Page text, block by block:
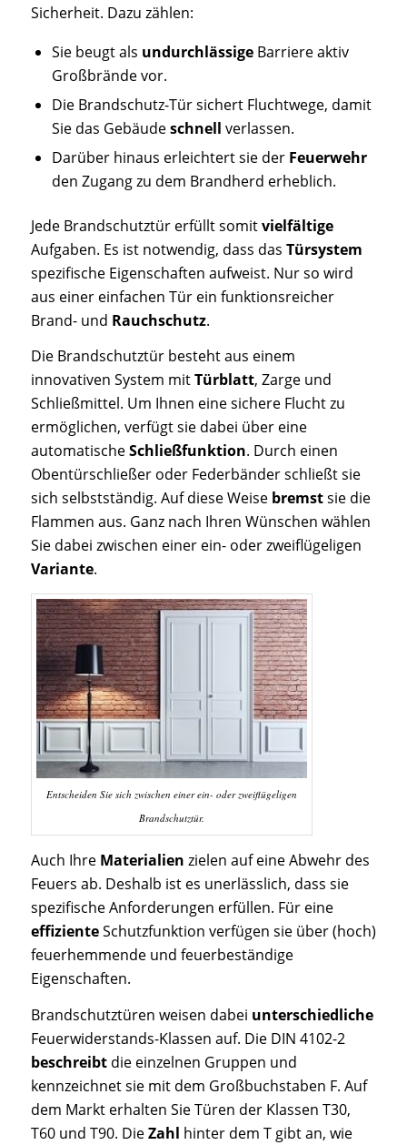
Sicherheit. Dazu zählen:
Sie beugt als undurchlässigeBarriere aktiv
Großbrände vor.
Die Brandschutz-Tür sichert Fluchtwege, damit
Sie das Gebäudeschnell verlassen.
Darüber hinaus erleichtert sie der Feuerwehr
den Zugang zu dem Brandherd erheblich.
Jede Brandschutztür erfüllt somitvielfältige
Aufgaben. Es ist notwendig, dass das Türsystem
spezifische Eigenschaften aufweist. Nur so wird
aus einer einfachen Tür ein funktionsreicher
Brand- und Rauchschutz.
Die Brandschutztür besteht aus einem
innovativen System mitTürblatt, Zarge und
Schließmittel. Um Ihnen eine sichere Flucht zu
ermöglichen, verfügt sie dabei über eine
automatischeSchließfunktion. Durch einen
Obentürschließer oder Federbänder schließt sie
sich selbstständig. Auf diese Weise bremstsie die
Flammen aus. Ganz nach Ihren Wünschen wählen
Sie dabei zwischen einer ein- oder zweiflügeligen
Variante.
Entscheiden Sie sich zwischen einer ein- oder zweiflügeligen
Brandschutztür.
Auch Ihre Materialien zielen auf eine Abwehr des
Feuers ab. Deshalb ist es unerlässlich, dass sie
spezifische Anforderungen erfüllen. Für eine
effizienteSchutzfunktion verfügen sie über (hoch)
feuerhemmende und feuerbeständige
Eigenschaften.
Brandschutztüren weisen dabei unterschiedliche
Feuerwiderstands-Klassen auf. Die DIN 4102-2
beschreibtdie einzelnen Gruppen und
kennzeichnet sie mit dem Großbuchstaben F. Auf
dem Markt erhalten Sie Türen der Klassen T30,
T60 und T90. DieZahl hinter dem T gibt an, wie